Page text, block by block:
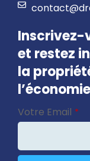
Inscrivez-
et restez
la
Email *
Votre Email *